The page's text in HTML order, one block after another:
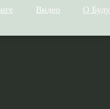
Видео О Буду